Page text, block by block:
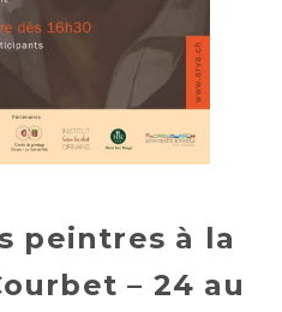
peintres à la
– 24 au